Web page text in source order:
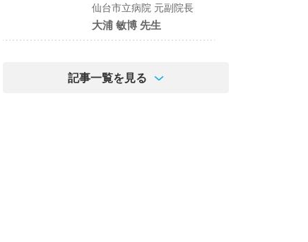
仙台市立病院 元副院長
大浦 敏博 先生
記事一覧を見る